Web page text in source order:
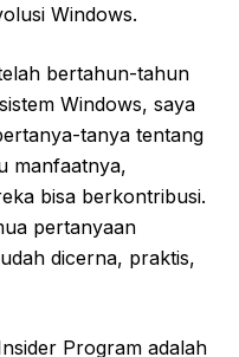
Windows.
bertahun-tahun
Windows, saya
tanya tentang
manfaatnya,
bisa berkontribusi.
pertanyaan
dicerna, praktis,
Program adalah